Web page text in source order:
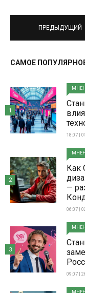
ПРЕДЫДУЩИЙ
САМОЕ
18:07 |
1
Как
—
06:07 |
2
09:07 |
3